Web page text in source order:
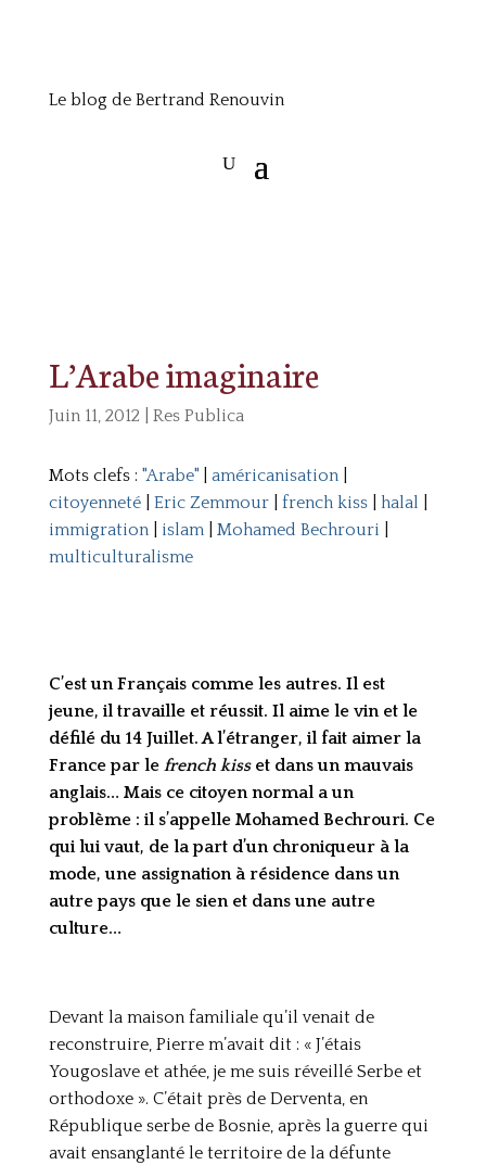
Le blog de Bertrand Renouvin
L’Arabe imaginaire
Juin 11, 2012| Res Publica
Mots clefs : "Arabe"| américanisation|
citoyenneté| Eric Zemmour| french kiss| halal
immigration| islam| Mohamed Bechrouri
multiculturalisme
C’est un Français comme les autres. Il est
jeune, il travaille et réussit. Il aime le vin et le
défilé du 14 Juillet. A l’étranger, il fait aimer la
France par le french kisset dans un mauvais
anglais… Mais ce citoyen normal a un
problème : il s’appelle Mohamed Bechrouri. Ce
qui lui vaut, de la part d’un chroniqueur à la
mode, une assignation à résidence dans un
autre pays que le sien et dans une autre
culture…
Devant la maison familiale qu’il venait de
reconstruire, Pierre m’avait dit : « J’étais
Yougoslave et athée, je me suis réveillé Serbe et
orthodoxe ». C’était près de Derventa, en
République serbe de Bosnie, après la guerre qui
avait ensanglanté le territoire de la défunte